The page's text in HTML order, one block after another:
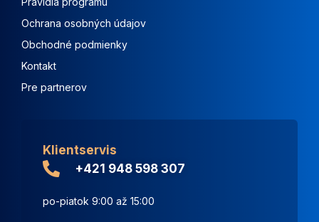
Klientservis
+421 948 598 307
po-piatok 9:00 až 15:00
Ochrana osobných údajov
Obchodné podmienky
Kontakt
Pre partnerov